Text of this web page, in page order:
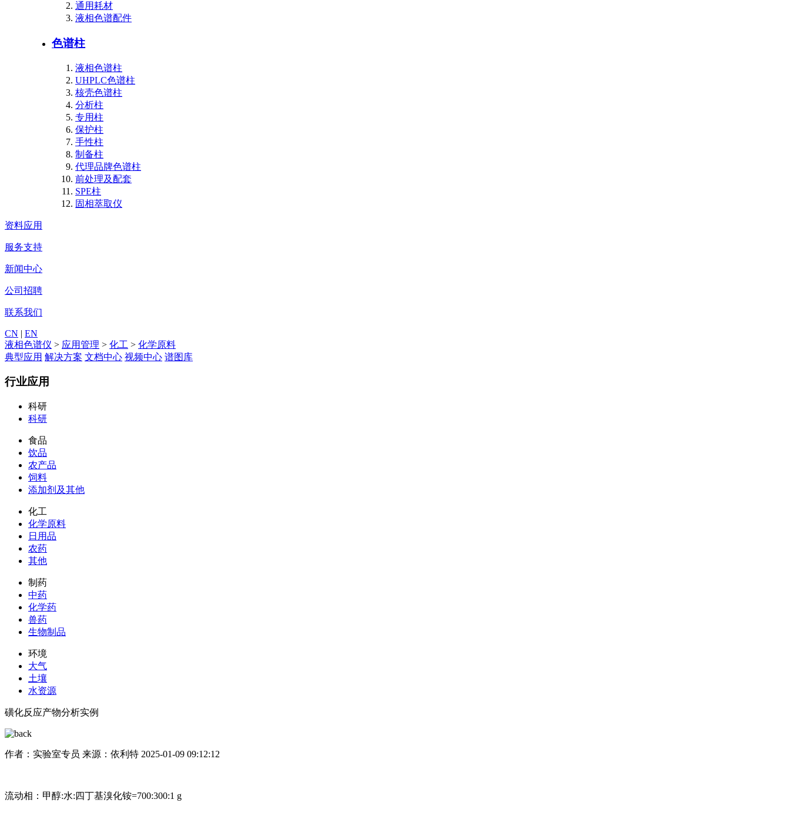
通用耗材
液相色谱配件
色谱柱
液相色谱柱
UHPLC色谱柱
核壳色谱柱
分析柱
专用柱
保护柱
手性柱
制备柱
代理品牌色谱柱
前处理及配套
SPE柱
固相萃取仪
资料应用
服务支持
新闻中心
公司招聘
联系我们
CN | EN
液相色谱仪 > 应用管理 > 化工 > 化学原料
典型应用 解决方案 文档中心 视频中心 谱图库
行业应用
科研
科研
食品
饮品
农产品
饲料
添加剂及其他
化工
化学原料
日用品
农药
其他
制药
中药
化学药
兽药
生物制品
环境
大气
土壤
水资源
磺化反应产物分析实例
作者：实验室专员 来源：依利特 2025-01-09 09:12:12
流动相：甲醇:水:四丁基溴化铵=700:300:1 g